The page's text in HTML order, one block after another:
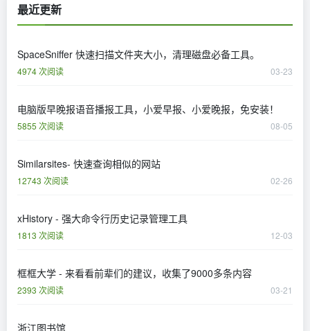
最近更新
SpaceSniffer 快速扫描文件夹大小，清理磁盘必备工具。
4974 次阅读 03-23
电脑版早晚报语音播报工具，小爱早报、小爱晚报，免安装！
5855 次阅读 08-05
Similarsites- 快速查询相似的网站
12743 次阅读 02-26
xHistory - 强大命令行历史记录管理工具
1813 次阅读 12-03
框框大学 - 来看看前辈们的建议，收集了9000多条内容
2393 次阅读 03-21
浙江图书馆